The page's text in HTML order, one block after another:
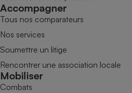
Accompagner
Tous nos comparateurs
Nos services
Soumettre un litige
Rencontrer une association locale
Mobiliser
Combats